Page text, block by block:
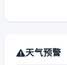
天气预警